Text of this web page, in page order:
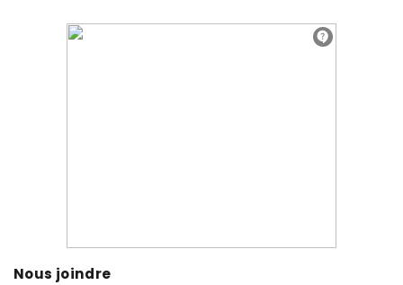
Nous joindre